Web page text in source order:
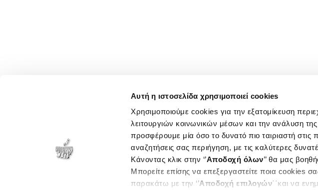
Αυτή η ιστοσελίδα χρησιμοποιεί cookies
Χρησιμοποιούμε cookies για την εξατομίκευση
λειτουργιών κοινωνικών μέσων και την ανάλυση
προσφέρουμε μία όσο το δυνατό πιο ταιριαστή στις
αναζητήσεις σας περιήγηση, με τις καλύτερες
Κάνοντας κλικ στην ‘’Αποδοχή όλων’’ θα μας
Μπορείτε επίσης να επεξεργαστείτε ποια cookies
παρακάτω με την ‘’Αποδοχή επιλογών΄΄και να